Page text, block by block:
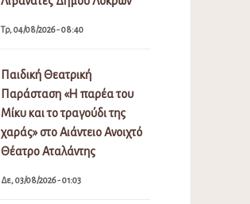
Τρ, 04/08/2026 - 08:40
Παιδική Θεατρική
Παράσταση «Η παρέα του
Μίκυ και το τραγούδι της
χαράς» στο Αιάντειο Ανοιχτό
Θέατρο Αταλάντης
Δε, 03/08/2026 - 01:03